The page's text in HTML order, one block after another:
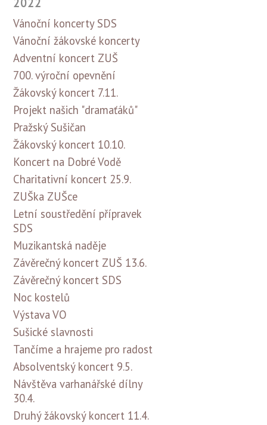
2022
Vánoční koncerty SDS
Vánoční žákovské koncerty
Adventní koncert ZUŠ
700. výroční opevnění
Žákovský koncert 7.11.
Projekt našich "dramaťáků"
Pražský Sušičan
Žákovský koncert 10.10.
Koncert na Dobré Vodě
Charitativní koncert 25.9.
ZUŠka ZUŠce
Letní soustředění přípravek
SDS
Muzikantská naděje
Závěrečný koncert ZUŠ 13.6.
Závěrečný koncert SDS
Noc kostelů
Výstava VO
Sušické slavnosti
Tančíme a hrajeme pro radost
Absolventský koncert 9.5.
Návštěva varhanářské dílny
30.4.
Druhý žákovský koncert 11.4.